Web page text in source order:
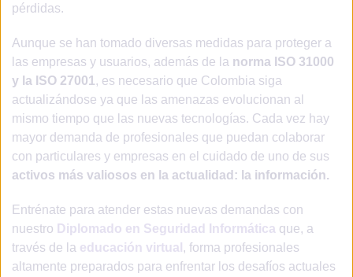
pérdidas.
Aunque se han tomado diversas medidas para proteger a
las empresas y usuarios, además de la norma ISO 31000
y la ISO 27001, es necesario que Colombia siga
actualizándose ya que las amenazas evolucionan al
mismo tiempo que las nuevas tecnologías. Cada vez hay
mayor demanda de profesionales que puedan colaborar
con particulares y empresas en el cuidado de uno de sus
activos más valiosos en la actualidad: la información.
Entrénate para atender estas nuevas demandas con
nuestro Diplomado en Seguridad Informática que, a
través de la educación virtual , forma profesionales
altamente preparados para enfrentar los desafíos actuales